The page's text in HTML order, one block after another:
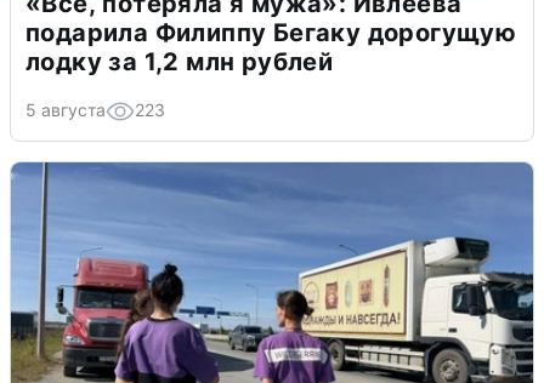
подарила Филиппу Бегаку дорогущую
лодку за 1,2 млн рублей
5 августа 223